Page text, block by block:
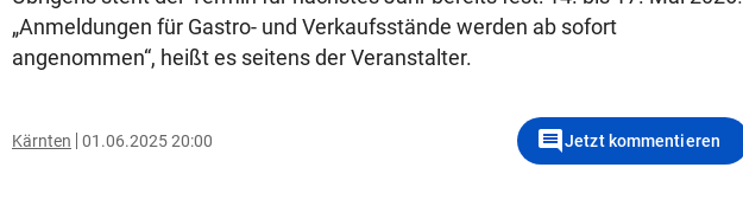
„Anmeldungen für Gastro- und Verkaufsstände werden ab sofort
angenommen“, heißt es seitens der Veranstalter.
Kärnten 01.06.2025 20:00 commentJetzt kommentieren